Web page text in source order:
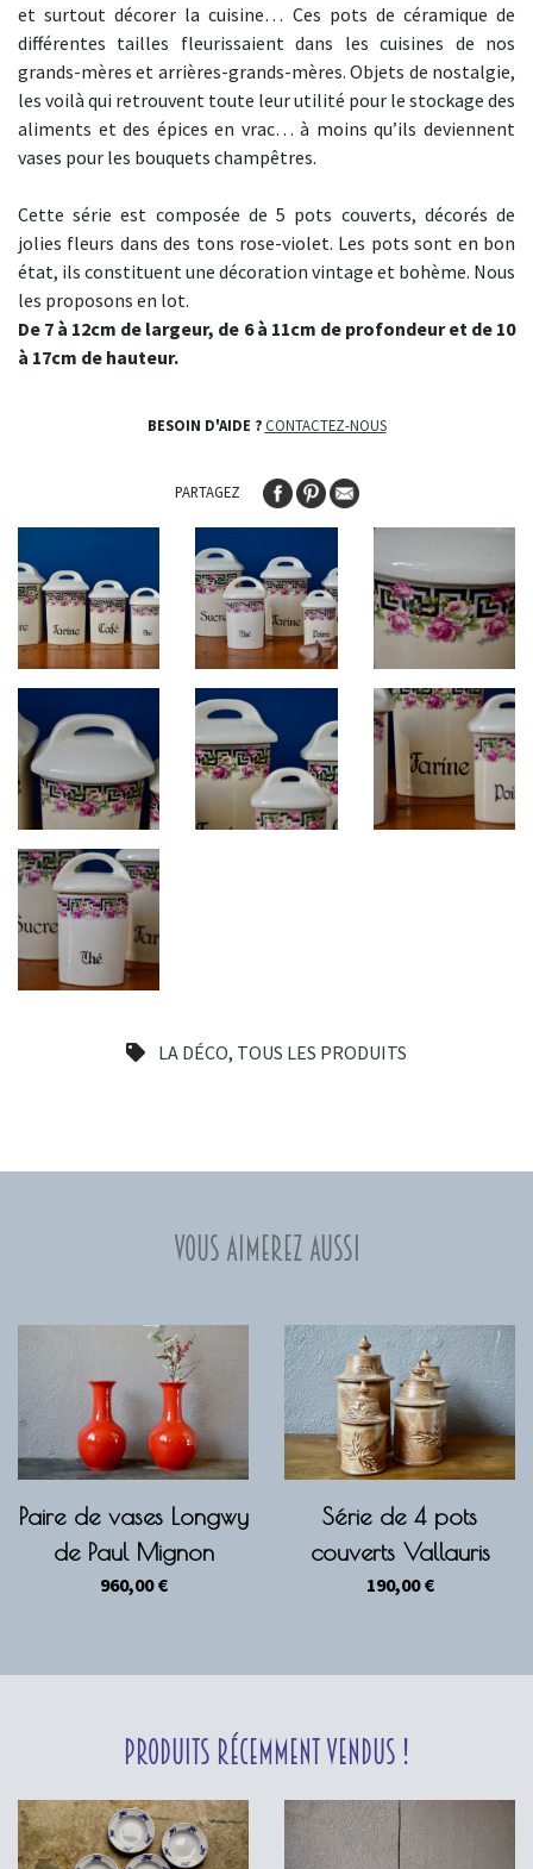
LA DÉCO, TOUS LES PRODUITS
et surtout décorer la cuisine… Ces pots de céramique de
différentes tailles fleurissaient dans les cuisines de nos
grands-mères et arrières-grands-mères. Objets de nostalgie,
les voilà qui retrouvent toute leur utilité pour le stockage des
aliments et des épices en vrac… à moins qu’ils deviennent
vases pour les bouquets champêtres.
Cette série est composée de 5 pots couverts, décorés de
jolies fleurs dans des tons rose-violet. Les pots sont en bon
état, ils constituent une décoration vintage et bohème. Nous
les proposons en lot.
De 7 à 12cm de largeur, de 6 à 11cm de profondeur et de 10
à 17cm de hauteur.
BESOIN D'AIDE ? CONTACTEZ-NOUS
PARTAGEZ
Vous aimerez aussi
Paire de vases Longwy
de Paul Mignon
960,00€
Série de 4 pots
couverts Vallauris
190,00€
Produits récemment vendus !